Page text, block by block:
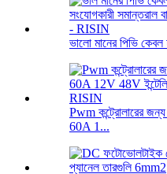
ভালো মানের পিভি
Pwm কন্ট্রোলারের
60A 1...